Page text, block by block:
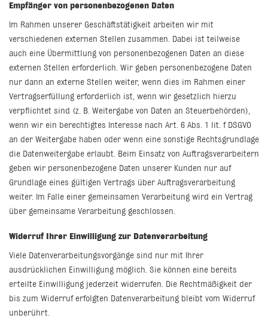
Empfänger von personenbezogenen Daten
Im Rahmen unserer Geschäftstätigkeit arbeiten wir mit
verschiedenen externen Stellen zusammen. Dabei ist teilweise
auch eine Übermittlung von personenbezogenen Daten an diese
externen Stellen erforderlich. Wir geben personenbezogene Daten
nur dann an externe Stellen weiter, wenn dies im Rahmen einer
Vertragserfüllung erforderlich ist, wenn wir gesetzlich hierzu
verpflichtet sind (z. B. Weitergabe von Daten an Steuerbehörden),
wenn wir ein berechtigtes Interesse nach Art. 6 Abs. 1 lit. f DSGVO
an der Weitergabe haben oder wenn eine sonstige Rechtsgrundlage
die Datenweitergabe erlaubt. Beim Einsatz von Auftragsverarbeitern
geben wir personenbezogene Daten unserer Kunden nur auf
Grundlage eines gültigen Vertrags über Auftragsverarbeitung
weiter. Im Falle einer gemeinsamen Verarbeitung wird ein Vertrag
über gemeinsame Verarbeitung geschlossen.
Widerruf Ihrer Einwilligung zur Datenverarbeitung
Viele Datenverarbeitungsvorgänge sind nur mit Ihrer
ausdrücklichen Einwilligung möglich. Sie können eine bereits
erteilte Einwilligung jederzeit widerrufen. Die Rechtmäßigkeit der
bis zum Widerruf erfolgten Datenverarbeitung bleibt vom Widerruf
unberührt.